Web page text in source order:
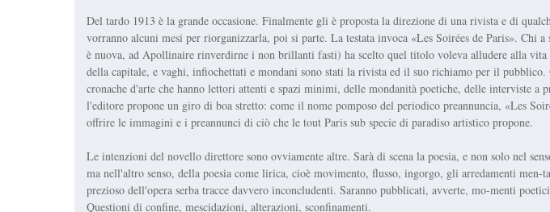
Del tardo 1913 è la grande occasione. Finalmente gli è proposta la direzione di una rivista e di
vorranno alcuni mesi per riorganizzarla, poi si parte. La testata invoca «Les Soirées de Paris». Chi
è nuova, ad Apollinaire rinverdirne i non brillanti fasti) ha scelto quel titolo voleva alludere alla vita
della capitale, e vaghi, infiochettati e mondani sono stati la rivista ed il suo richiamo per il pubblico.
cronache d'arte che hanno lettori attenti e spazi minimi, delle mondanità poetiche, delle interviste a
l'editore propone un giro di boa stretto: come il nome pomposo del periodico preannuncia, «Les
offrire le immagini e i preannunci di ciò che le tout Paris sub specie di paradiso artistico propone.
Le intenzioni del novello direttore sono ovviamente altre. Sarà di scena la poesia, e non solo nel
ma nell'altro senso, della poesia come lirica, cioè movimento, flusso, ingorgo, gli arredamenti men-
prezioso dell'opera serba tracce davvero inconcludenti. Saranno pubblicati, avverte, mo-menti
Questioni di confine, mescidazioni, alterazioni, sconfinamenti.